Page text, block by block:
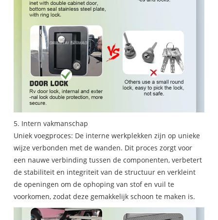
5. Intern vakmanschap
Uniek voegproces: De interne werkplekken zijn op unieke
wijze verbonden met de wanden. Dit proces zorgt voor
een nauwe verbinding tussen de componenten, verbetert
de stabiliteit en integriteit van de structuur en verkleint
de openingen om de ophoping van stof en vuil te
voorkomen, zodat deze gemakkelijk schoon te maken is.